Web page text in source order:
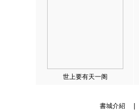
世上要有天一阁
書城介紹